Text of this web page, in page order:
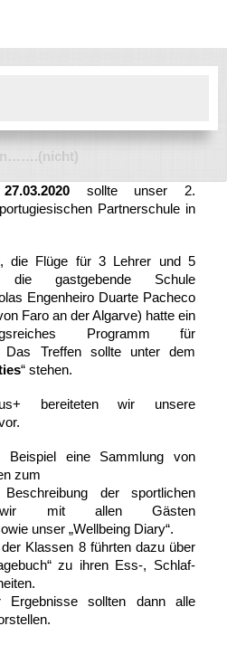
(nicht)
sollte unser 2.
Partnerschule in
die Flüge für 3 Lehrer und 5
die gastgebende Schule
Engenheiro Duarte Pacheco
Faro an der Algarve) hatte ein
Programm für
Das Treffen
sollte unter dem
“ stehen.
bereiteten wir
unsere
Beispiel eine Sammlung von
zum
der sportlichen
mit allen Gästen
unser „Wellbeing Diary“.
Klassen 8 führten dazu über
“ zu ihren Ess-, Schlaf-
.
Ergebnisse sollten
dann alle
stellen.